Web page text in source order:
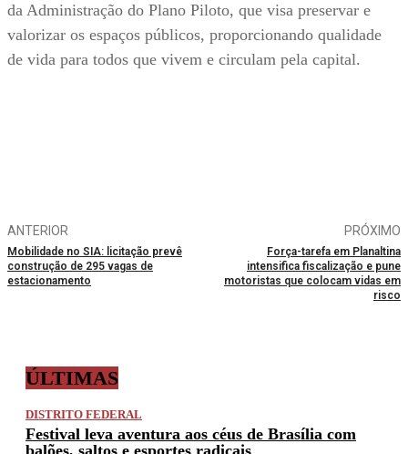
da Administração do Plano Piloto, que visa preservar e
valorizar os espaços públicos, proporcionando qualidade
de vida para todos que vivem e circulam pela capital.
ANTERIOR
Mobilidade no SIA: licitação prevê
construção de 295 vagas de
estacionamento
PRÓXIMO
Força-tarefa em Planaltina
intensifica fiscalização e pune
motoristas que colocam vidas em
risco
ÚLTIMAS
DISTRITO FEDERAL
Festival leva aventura aos céus de Brasília com
balões, saltos e esportes radicais